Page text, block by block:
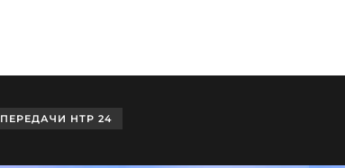
ПЕРЕДАЧИ НТР 24